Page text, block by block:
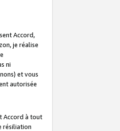
Accord,
je réalise
ni
et vous
autorisée
Accord à tout
résiliation